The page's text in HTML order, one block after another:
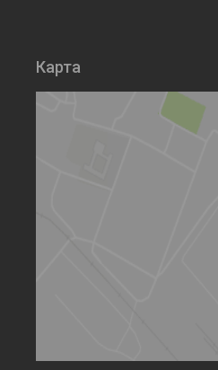
Карта